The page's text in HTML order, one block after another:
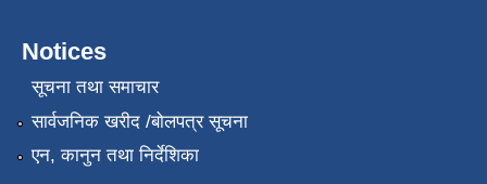
Notices
सूचना तथा समाचार
सार्वजनिक खरीद /बोलपत्र सूचना
एन, कानुन तथा निर्देशिका